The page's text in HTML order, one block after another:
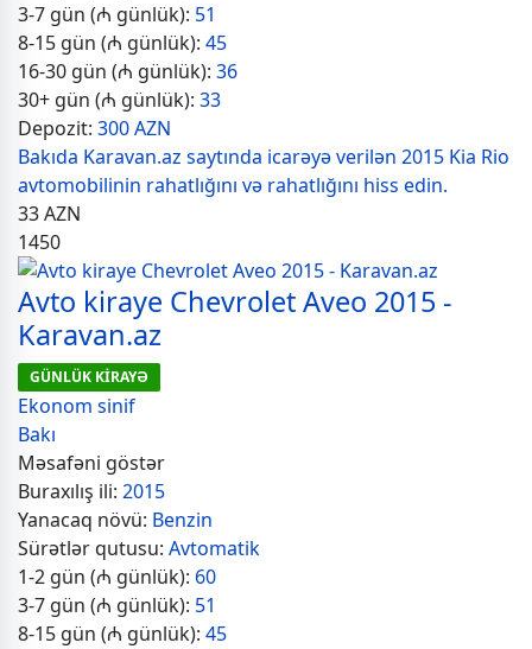
3-7 gün (₼ günlük): 51
8-15 gün (₼ günlük): 45
16-30 gün (₼ günlük): 36
30+ gün (₼ günlük): 33
Depozit: 300 AZN
Bakıda Karavan.az saytında icarəyə verilən 2015 Kia Rio
avtomobilinin rahatlığını və rahatlığını hiss edin.
33AZN
1450
Avto kiraye Chevrolet Aveo 2015 -
Karavan.az
GÜNLÜK KİRAYƏ
Ekonom sinif
Bakı
Məsafəni göstər
Buraxılış ili: 2015
Yanacaq növü: Benzin
Sürətlər qutusu: Avtomatik
1-2 gün (₼ günlük): 60
3-7 gün (₼ günlük): 51
8-15 gün (₼ günlük): 45